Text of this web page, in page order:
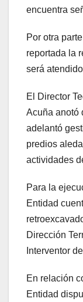
encuentra
Por otra
reportada la
será
El Director
Acuña anotó
adelantó
predios
actividades
Para la
Entidad
Dirección
Interventor
En relación
Entidad